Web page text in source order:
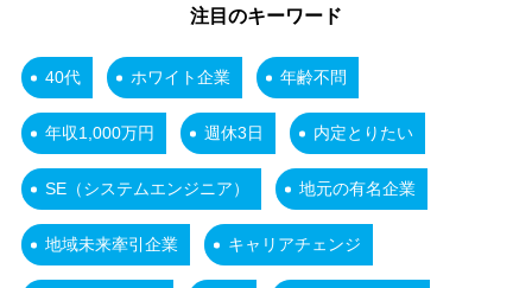
注目のキーワード
40代 ホワイト企業 年齢不問
年収1,000万円 週休3日 内定とりたい
SE（システムエンジニア） 地元の有名企業
地域未来牽引企業 キャリアチェンジ